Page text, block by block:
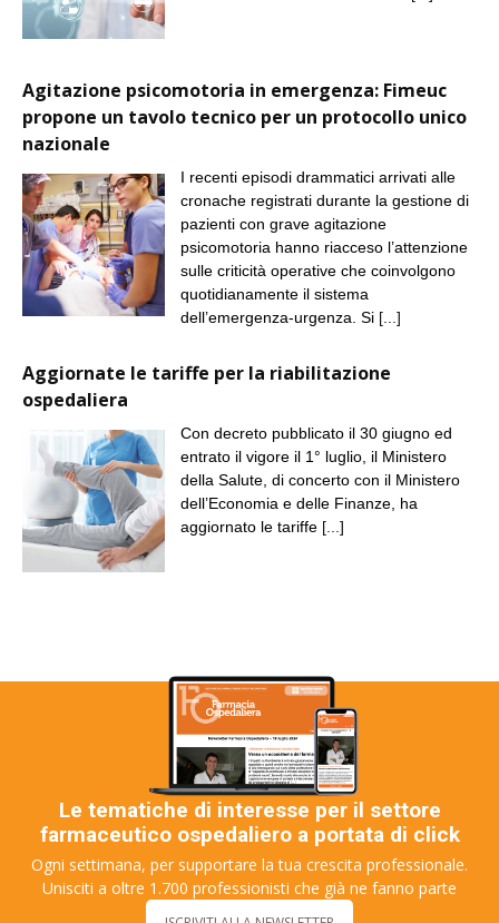
Agitazione psicomotoria in emergenza: Fimeuc
propone un tavolo tecnico per un protocollo unico
nazionale
I recenti episodi drammatici arrivati alle
cronache registrati durante la gestione di
pazienti con grave agitazione
psicomotoria hanno riacceso l’attenzione
sulle criticità operative che coinvolgono
quotidianamente il sistema
dell’emergenza-urgenza. Si [...]
Aggiornate le tariffe per la riabilitazione
ospedaliera
Con decreto pubblicato il 30 giugno ed
entrato il vigore il 1° luglio, il Ministero
della Salute, di concerto con il Ministero
dell’Economia e delle Finanze, ha
aggiornato le tariffe [...]
Le tematiche di interesse per il settore
farmaceutico ospedaliero a portata di click
Ogni settimana, per supportare la tua crescita professionale.
Unisciti a oltre 1.700 professionisti che già ne fanno parte